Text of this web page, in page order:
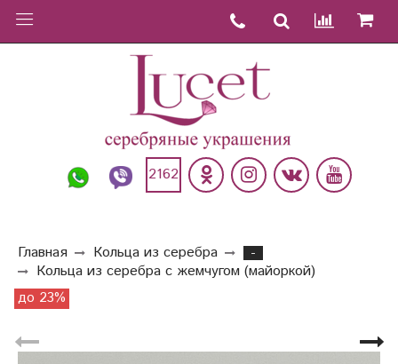
2162
Главная Кольца из серебра
-
Кольца из серебра с жемчугом (майоркой)
до 23%